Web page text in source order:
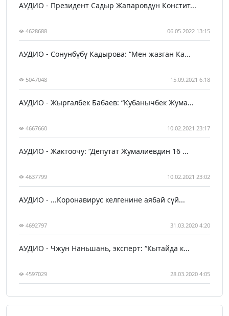
АУДИО - Президент Садыр Жапаровдун Констит...
4628688 06.05.2022 13:15
АУДИО - Сонунбүбү Кадырова: “Мен жазган Ка...
5047048 15.09.2021 6:18
АУДИО - Жыргалбек Бабаев: “Кубанычбек Жума...
4667660 10.02.2021 23:17
АУДИО - Жактоочу: “Депутат Жумалиевдин 16 ...
4637799 10.02.2021 23:02
АУДИО - ...Коронавирус келгенине аябай сүй...
4692797 31.03.2020 4:20
АУДИО - Чжун Наньшань, эксперт: “Кытайда к...
4597029 28.03.2020 4:05